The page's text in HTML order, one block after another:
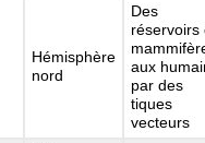
Hémisphère
nord
Des
réservoirs
aux
par des
tiques
vecteurs